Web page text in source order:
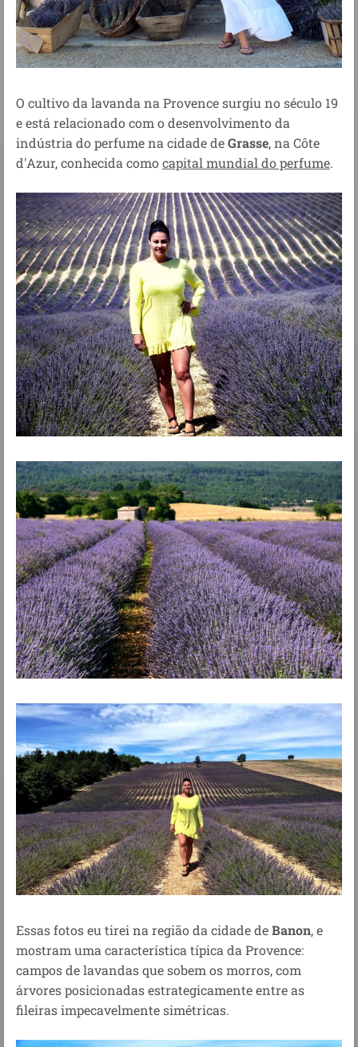
O cultivo da lavanda na Provence surgiu no século 19
e está relacionado com o desenvolvimento da
indústria do perfume na cidade deGrasse, na Côte
d'Azur, conhecida comocapital mundial do perfume.
Essas fotos eu tirei na região da cidade deBanon, e
mostram uma característica típica da Provence:
campos de lavandas que sobem os morros, com
árvores posicionadas estrategicamente entre as
fileiras impecavelmente simétricas.